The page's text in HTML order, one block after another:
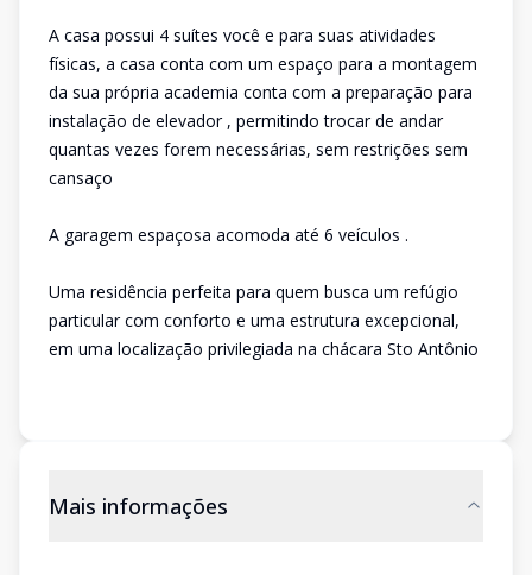
A casa possui 4 suítes você e para suas atividades
físicas, a casa conta com um espaço para a montagem
da sua própria academia conta com a preparação para
instalação de elevador , permitindo trocar de andar
quantas vezes forem necessárias, sem restrições sem
cansaço
A garagem espaçosa acomoda até 6 veículos .
Uma residência perfeita para quem busca um refúgio
particular com conforto e uma estrutura excepcional,
em uma localização privilegiada na chácara Sto Antônio
Mais informações